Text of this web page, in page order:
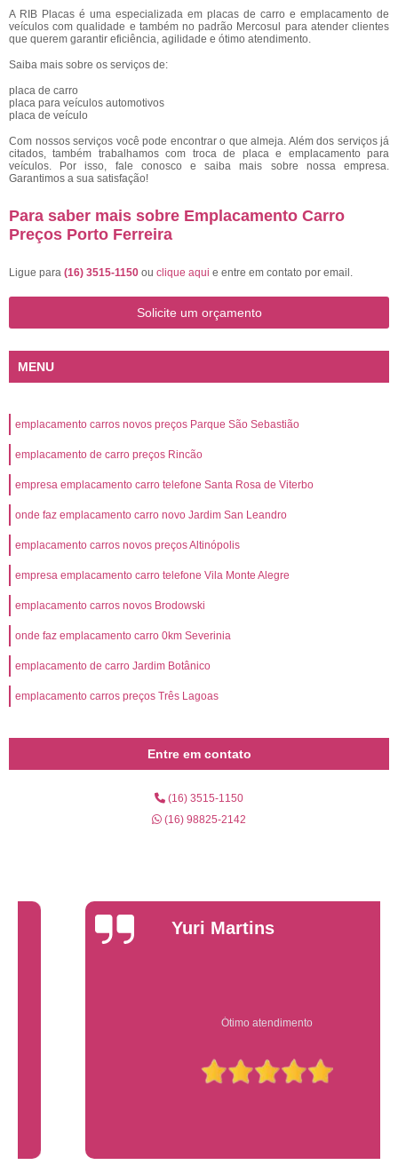
A RIB Placas é uma especializada em placas de carro e emplacamento de
veículos com qualidade e também no padrão Mercosul para atender clientes
que querem garantir eficiência, agilidade e ótimo atendimento.
Saiba mais sobre os serviços de:
placa de carro
placa para veículos automotivos
placa de veículo
Com nossos serviços você pode encontrar o que almeja. Além dos serviços já
citados, também trabalhamos com troca de placa e emplacamento para
veículos. Por isso, fale conosco e saiba mais sobre nossa empresa.
Garantimos a sua satisfação!
Para saber mais sobre Emplacamento Carro
Preços Porto Ferreira
Ligue para (16) 3515-1150 ou clique aqui e entre em contato por email.
Solicite um orçamento
MENU
emplacamento carros novos preços Parque São Sebastião
emplacamento de carro preços Rincão
empresa emplacamento carro telefone Santa Rosa de Viterbo
onde faz emplacamento carro novo Jardim San Leandro
emplacamento carros novos preços Altinópolis
empresa emplacamento carro telefone Vila Monte Alegre
emplacamento carros novos Brodowski
onde faz emplacamento carro 0km Severinia
emplacamento de carro Jardim Botânico
emplacamento carros preços Três Lagoas
Entre em contato
(16) 3515-1150
(16) 98825-2142
Yuri Martins
Ótimo atendimento